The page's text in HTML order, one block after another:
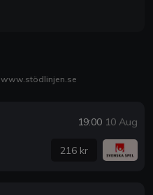
www.stödlinjen.se
19:00 10 Aug
216 kr